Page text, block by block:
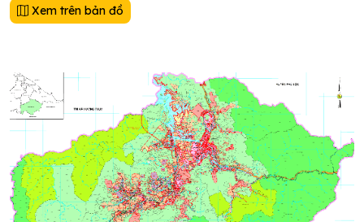
Xem trên bản đồ